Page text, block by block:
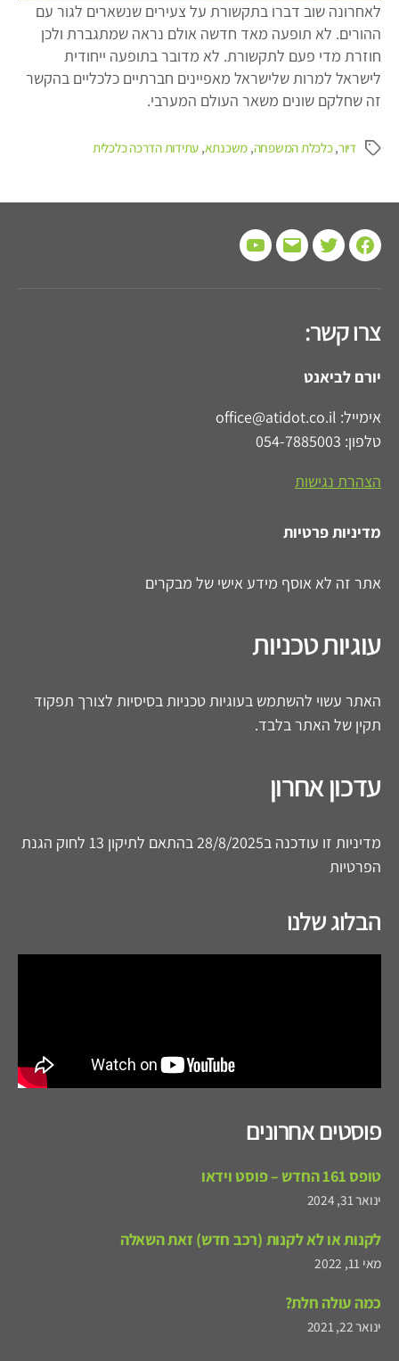
לאחרונה שוב דברו בתקשורת על צעירים שנשארים לגור עם
ההורים. לא תופעה מאד חדשה אולם נראה שמתגברת ולכן
חוזרת מדי פעם לתקשורת. לא מדובר בתופעה ייחודית
לישראל למרות שלישראל מאפיינים חברתיים כלכליים בהקשר
זה שחלקם שונים משאר העולם המערבי.
תגיות דיור,כלכלת המשפחה, משכנתא, עתידות הדרכה כלכלית
Facebook
Twitterhttps://twitter.com/Atidot_Fmly_Fin
Email
Youtube
צרו קשר:
יורם לביאנט
אימייל: office@atidot.co.il
טלפון: 054-7885003
הצהרת נגישות
מדיניות פרטיות
אתר זה לא אוסף מידע אישי של מבקרים
עוגיות טכניות
האתר עשוי להשתמש בעוגיות טכניות בסיסיות לצורך תפקוד
תקין של האתר בלבד.
עדכון אחרון
מדיניות זו עודכנה ב28/8/2025 בהתאם לתיקון 13 לחוק הגנת
הפרטיות
הבלוג שלנו
פוסטים אחרונים
טופס 161 החדש – פוסט וידאו
ינואר 31, 2024
לקנות או לא לקנות (רכב חדש) זאת השאלה
מאי 11, 2022
כמה עולה חלת?
ינואר 22, 2021